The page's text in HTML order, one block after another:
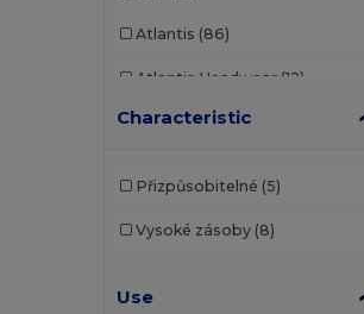
Atlantis (86)
Atlantis Headwear (12)
AWDis (22)
B&C Pro
Characteristic
Přizpůsobitelné (5)
Vysoké zásoby (8)
Use